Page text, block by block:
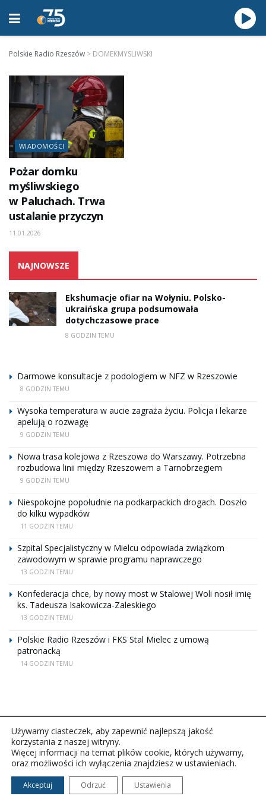
Polskie Radio Rzeszów > DOMEKMYSLIWSKI
WIADOMOŚCI
Pożar domku
myśliwskiego
w Paluchach. Trwa
ustalanie przyczyn
11.01.2026
NAJNOWSZE
Ekshumacje ofiar na Wołyniu. Polsko-
ukraińska grupa podsumowała
dotychczasowe prace
8 GODZIN TEMU
Darmowe konsultacje z podologiem w NFZ w Rzeszowie
8 GODZIN TEMU
Wysoka temperatura w aucie zagraża życiu. Policja i lekarze
apelują o rozwagę
9 GODZIN TEMU
Nowa trasa kolejowa z Rzeszowa do Warszawy. Potrzebna
rozbudowa linii między Rzeszowem a Tarnobrzegiem
9 GODZIN TEMU
Niespokojne popołudnie na podkarpackich drogach. Doszło
do kilku wypadków
11 GODZIN TEMU
Szpital Specjalistyczny w Mielcu odpowiada związkom
zawodowym w sprawie programu naprawczego
13 GODZIN TEMU
Konfederacja chce, by nowy most w Stalowej Woli nosił imię
ks. Tadeusza Isakowicza-Zaleskiego
13 GODZIN TEMU
Polskie Radio Rzeszów i FKS Stal Mielec z umową
patronacką
14 GODZIN TEMU
Copyright © 2026Polskie Radio Rzeszów S.A. w likwidacj.
Wszelkie prawa zastrzeżone.
Używamy ciasteczek, aby zapewnić najlepszą jakość
korzystania z naszej witryny.
Więcej informacji na temat plików cookie, których używamy,
oraz możliwości ich wyłączenia znajdziesz w ustawieniach.
Akceptuj Odrzuć Ustawienia